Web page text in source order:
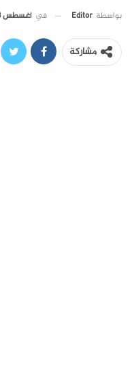
بواسطة Editor في أغسطس 8, 2025
مشاركة